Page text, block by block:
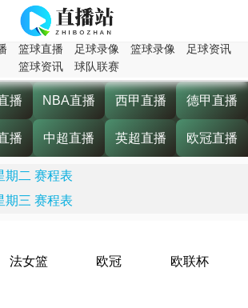
篮球直播 足球录像 篮球录像
足球资讯
篮球资讯
球队联赛
播 NBA直播 西甲直播 德甲直播
播 中超直播 英超直播 欧冠直播
期二 赛程表
期三 赛程表
法女篮 欧冠 欧联杯